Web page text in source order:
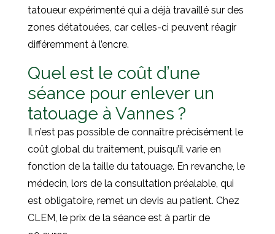
tatoueur expérimenté qui a déjà travaillé sur des
zones détatouées, car celles-ci peuvent réagir
différemment à l’encre.
Quel est le coût d’une
séance pour enlever un
tatouage à Vannes ?
Il n’est pas possible de connaître précisément le
coût global du traitement, puisqu’il varie en
fonction de la taille du tatouage. En revanche, le
médecin, lors de la consultation préalable, qui
est obligatoire, remet un devis au patient. Chez
CLEM, le prix de la séance est à partir de